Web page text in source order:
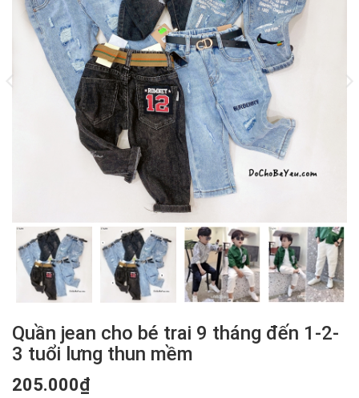
Quần jean cho bé trai 9 tháng đến 1-2-
3 tuổi lưng thun mềm
205.000₫